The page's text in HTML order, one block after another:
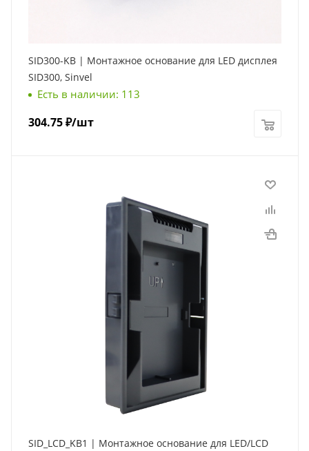
SID300-KB | Монтажное основание для LED дисплея
SID300, Sinvel
Есть в наличии: 113
304.75₽/шт
SID_LCD_KB1 | Монтажное основание для LED/LCD